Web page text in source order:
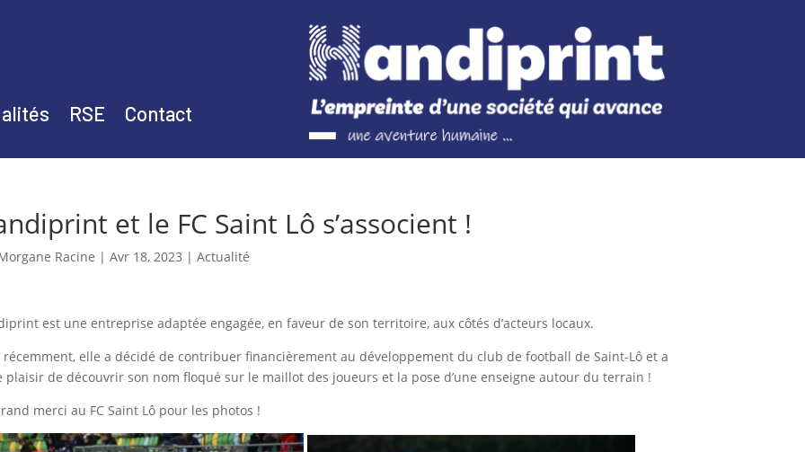
RSE Contact
et le FC Saint Lô s’associent !
Racine | Avr 18, 2023 | Actualité
est une entreprise adaptée engagée, en faveur de son territoire, aux côtés d’acteurs locaux.
récemment, elle a décidé de contribuer financièrement au développement du club de football de Saint-Lô et a
plaisir de découvrir son nom floqué sur le maillot des joueurs et la pose d’une enseigne autour du terrain !
merci au FC Saint Lô pour les photos !